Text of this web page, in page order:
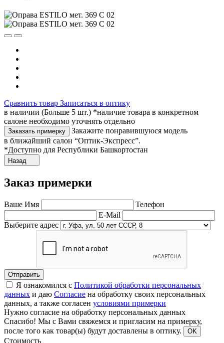
Сравнить товар Записаться в оптику
в наличии (Больше 5 шт.) *наличие товара в конкретном
салоне необходимо уточнять отдельно
Заказать примерку
Закажите понравившуюся модель
в ближайший салон “Оптик-Экспресс”.
*Доступно для Республики Башкортостан
Назад
Заказ примерки
Ваше Имя
Телефон
E-Mail
Выберите адрес
Отправить
Я ознакомился с Политикой обработки персональных
данных и даю Согласие на обработку своих персональных
данных, а также согласен условиями примерки
Нужно согласие на обработку персональных данных
Спасибо! Мы с Вами свяжемся и пригласим на примерку,
после того как товар(ы) будут доставлены в оптику.
OK
Стоимость